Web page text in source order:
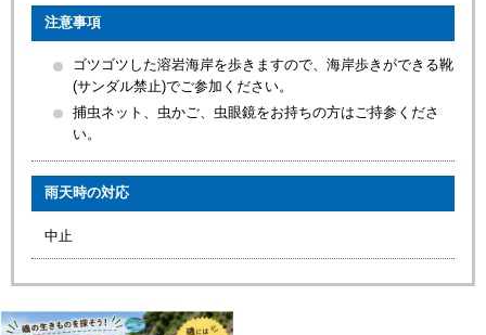
注意事項
ゴツゴツした溶岩海岸を歩きますので、海岸歩きができる靴
(サンダル禁止)でご参加ください。
捕虫ネット、虫かご、虫眼鏡をお持ちの方はご持参くださ
い。
雨天時の対応
中止